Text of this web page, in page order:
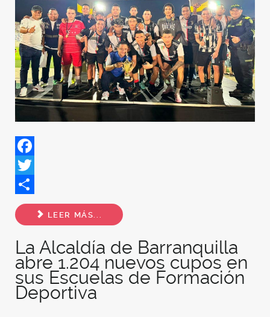
Facebook
Twitter
Share
LEER MÁS...
La Alcaldía de Barranquilla
abre 1.204 nuevos cupos en
sus Escuelas de Formación
Deportiva